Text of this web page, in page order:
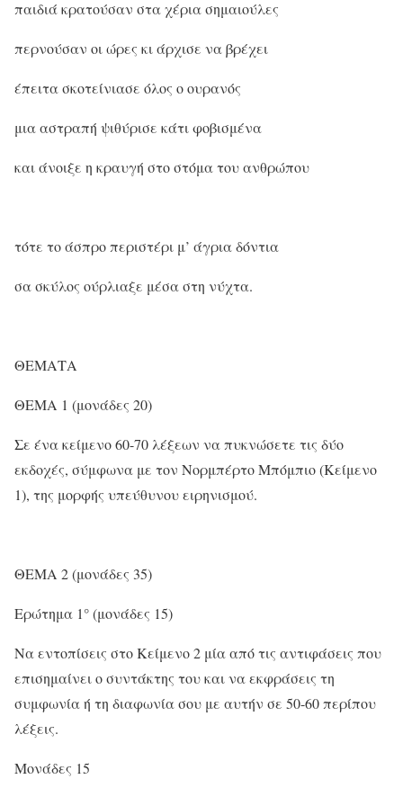
παιδιά κρατούσαν στα χέρια σημαιούλες
περνούσαν οι ώρες κι άρχισε να βρέχει
έπειτα σκοτείνιασε όλος ο ουρανός
μια αστραπή ψιθύρισε κάτι φοβισμένα
και άνοιξε η κραυγή στο στόμα του ανθρώπου
τότε το άσπρο περιστέρι μ’ άγρια δόντια
σα σκύλος ούρλιαξε μέσα στη νύχτα.
ΘΕΜΑΤΑ
ΘΕΜΑ 1 (μονάδες 20)
Σε ένα κείμενο 60-70 λέξεων να πυκνώσετε τις δύο
εκδοχές, σύμφωνα με τον Νορμπέρτο Μπόμπιο (Κείμενο
1), της μορφής υπεύθυνου ειρηνισμού.
ΘΕΜΑ 2 (μονάδες 35)
Ερώτημα 1° (μονάδες 15)
Να εντοπίσεις στο Κείμενο 2 μία από τις αντιφάσεις που
επισημαίνει ο συντάκτης του και να εκφράσεις τη
συμφωνία ή τη διαφωνία σου με αυτήν σε 50-60 περίπου
λέξεις.
Μονάδες 15